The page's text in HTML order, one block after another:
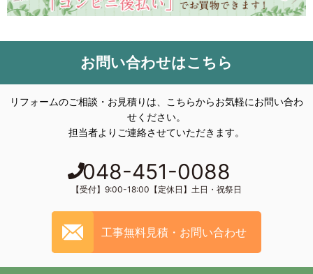
お問い合わせはこちら
リフォームのご相談・お見積りは、こちらからお気軽にお問い合わ
せください。
担当者よりご連絡させていただきます。
048-451-0088
【受付】9:00-18:00【定休日】土日・祝祭日
工事無料見積・お問い合わせ